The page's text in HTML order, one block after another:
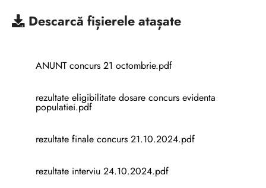
Descarcă fișierele atașate
ANUNT concurs 21 octombrie.pdf
rezultate eligibilitate dosare concurs evidenta
populatiei.pdf
rezultate finale concurs 21.10.2024.pdf
rezultate interviu 24.10.2024.pdf